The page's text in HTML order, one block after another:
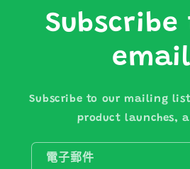
Subscribe to our mailing
product launches,
電子郵件